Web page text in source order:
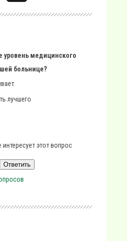
уровень медицинского
больнице?
лучшего
этот вопрос